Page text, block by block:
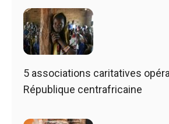
5 associations caritatives
République centrafricaine